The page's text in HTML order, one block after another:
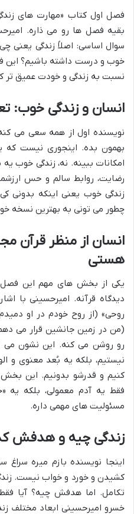
فصل اول کتاب «مهارت های
بقیه فصل ها رو می ذاره.
سوال اساسی: اصلاً زندگی یعنی
خوب و درست داشته باشیم؟
نسبت به زندگی و خودت عمیق تر
انسان و زندگی خوب:
نویسنده اول از همه سعی می
بهمون بده. اینجوری نیست که
امکانات ببینه. نه، زندگی خوب
رضایت، روابط سالم و حس
زندگی خوب یعنی اینکه بدونی
چطور می تونی به بهترین نسخه
انسان از منظر قرآن
هستی
یکی از بخش های مهم این فصل،
دیدگاه قرآنه. امیرحسینی با
روحی» (از روح خودم در او
(من در زمین جانشین قرار می
رو روشن می کنه. این نشون می
نیستیم، بلکه یه بُعد معنوی و
کنیم و قدرشو بدونیم. این
فقط یه آدم معمولی، بلکه یه
مسئولیت های مهمی داره.
زندگی چیه و هدفش
اینجا نویسنده بازم میره
کشیدن و خورد و خواب نیست.
تکامل. اما هدفش چیه؟ آیا
خسرو امیرحسینی ابعاد مختلف